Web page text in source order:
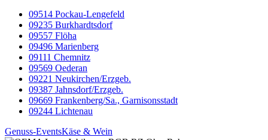
09514 Pockau-Lengefeld
09235 Burkhardtsdorf
09557 Flöha
09496 Marienberg
09111 Chemnitz
09569 Oederan
09221 Neukirchen/Erzgeb.
09387 Jahnsdorf/Erzgeb.
09669 Frankenberg/Sa., Garnisonsstadt
09244 Lichtenau
Genuss-EventsKäse & Wein